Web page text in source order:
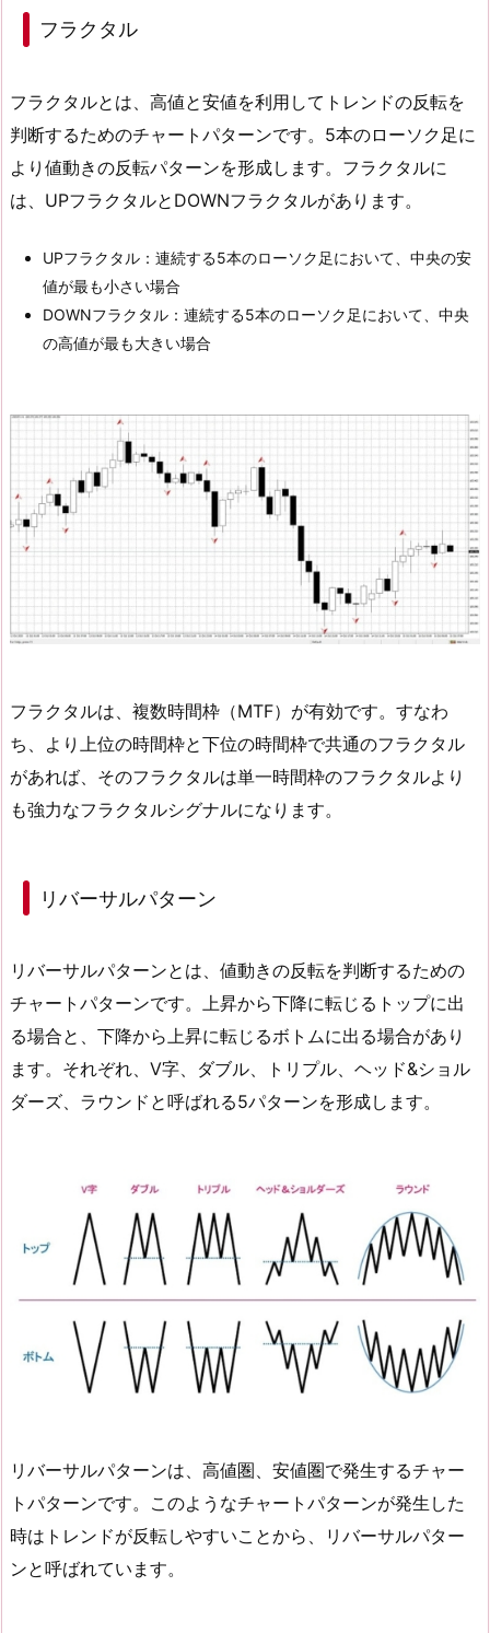
フラクタル
フラクタルとは、高値と安値を利用してトレンドの反転を
判断するためのチャートパターンです。5本のローソク足に
より値動きの反転パターンを形成します。フラクタルに
は、UPフラクタルとDOWNフラクタルがあります。
UPフラクタル：連続する5本のローソク足において、中央の安
値が最も小さい場合
DOWNフラクタル：連続する5本のローソク足において、中央
の高値が最も大きい場合
フラクタルは、複数時間枠（MTF）が有効です。すなわ
ち、より上位の時間枠と下位の時間枠で共通のフラクタル
があれば、そのフラクタルは単一時間枠のフラクタルより
も強力なフラクタルシグナルになります。
リバーサルパターン
リバーサルパターンとは、値動きの反転を判断するための
チャートパターンです。上昇から下降に転じるトップに出
る場合と、下降から上昇に転じるボトムに出る場合があり
ます。それぞれ、V字、ダブル、トリプル、ヘッド&ショル
ダーズ、ラウンドと呼ばれる5パターンを形成します。
リバーサルパターンは、高値圏、安値圏で発生するチャー
トパターンです。このようなチャートパターンが発生した
時はトレンドが反転しやすいことから、リバーサルパター
ンと呼ばれています。